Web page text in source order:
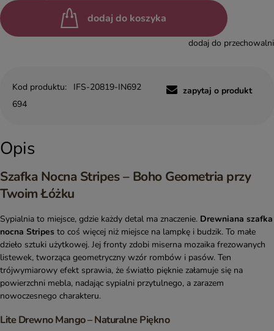
dodaj do koszyka
dodaj do przechowalni
Kod produktu:
IFS-20819-IN692
694
zapytaj o produkt
Opis
Szafka Nocna Stripes – Boho Geometria przy
Twoim Łóżku
Sypialnia to miejsce, gdzie każdy detal ma znaczenie. Drewniana szafka
nocna Stripes to coś więcej niż miejsce na lampkę i budzik. To małe
dzieło sztuki użytkowej. Jej fronty zdobi miserna mozaika frezowanych
listewek, tworząca geometryczny wzór rombów i pasów. Ten
trójwymiarowy efekt sprawia, że światło pięknie załamuje się na
powierzchni mebla, nadając sypialni przytulnego, a zarazem
nowoczesnego charakteru.
Lite Drewno Mango – Naturalne Piękno